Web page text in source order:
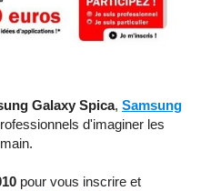
Galaxy Spica, Samsung
d'imaginer les
pour vous inscrire et